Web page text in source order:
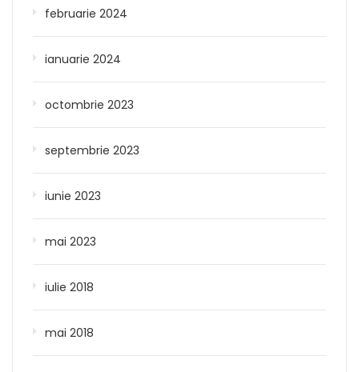
februarie 2024
ianuarie 2024
octombrie 2023
septembrie 2023
iunie 2023
mai 2023
iulie 2018
mai 2018